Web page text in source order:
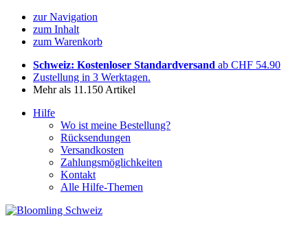
zur Navigation
zum Inhalt
zum Warenkorb
Schweiz: Kostenloser Standardversand ab CHF 54.90
Zustellung in 3 Werktagen.
Mehr als 11.150 Artikel
Hilfe
Wo ist meine Bestellung?
Rücksendungen
Versandkosten
Zahlungsmöglichkeiten
Kontakt
Alle Hilfe-Themen